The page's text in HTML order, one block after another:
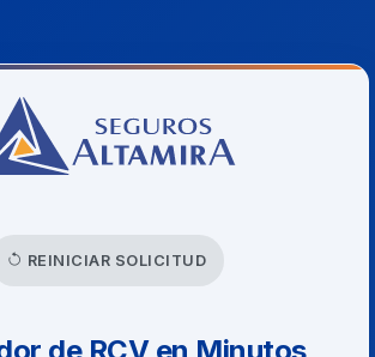
REINICIAR SOLICITUD